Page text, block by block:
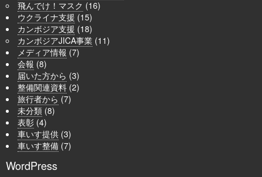
飛んでけ！マスク (16)
ウクライナ支援 (15)
カンボジア支援 (18)
カンボジアJICA事業 (11)
メディア情報 (7)
会報 (8)
届いた方から (3)
整備関連資料 (2)
旅行者から (7)
未分類 (8)
表彰 (4)
車いす提供 (3)
車いす整備 (7)
WordPress